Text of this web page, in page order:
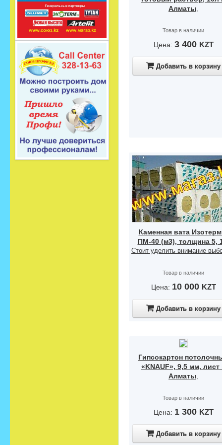
Алматы,
Товар в наличии
Цена: 3 400 KZT
Добавить в корзину
Каменная вата
ПМ-40 (м3), толщина 5,
Стоит уделить внимание
Товар в наличии
Цена: 10 000 KZT
Добавить в корзину
Гипсокартон
«KNAUF», 9,5 мм, лист
Алматы,
Товар в наличии
Цена: 1 300 KZT
Добавить в корзину